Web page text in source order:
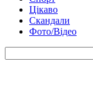
Цікаво
Скандали
Фото/Відео